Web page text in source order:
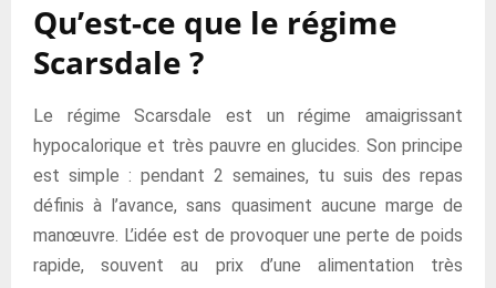
Qu’est-ce que le régime
Scarsdale ?
Le régime Scarsdale est un régime amaigrissant
hypocalorique et très pauvre en glucides. Son principe
est simple : pendant 2 semaines, tu suis des repas
définis à l’avance, sans quasiment aucune marge de
manœuvre. L’idée est de provoquer une perte de poids
rapide, souvent au prix d’une alimentation très